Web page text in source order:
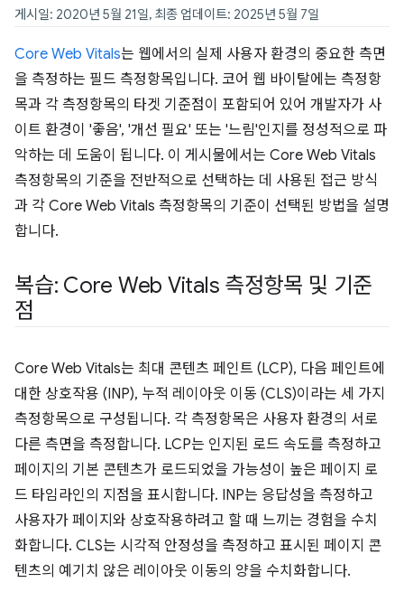
게시일: 2020년 5월 21일, 최종 업데이트: 2025년 5월 7일
Core Web Vitals는 웹에서의 실제 사용자 환경의 중요한 측면
을 측정하는 필드 측정항목입니다. 코어 웹 바이탈에는 측정항
목과 각 측정항목의 타겟 기준점이 포함되어 있어 개발자가 사
이트 환경이 '좋음', '개선 필요' 또는 '느림'인지를 정성적으로 파
악하는 데 도움이 됩니다. 이 게시물에서는 Core Web Vitals
측정항목의 기준을 전반적으로 선택하는 데 사용된 접근 방식
과 각 Core Web Vitals 측정항목의 기준이 선택된 방법을 설명
합니다.
복습: Core Web Vitals 측정항목 및 기준
점
Core Web Vitals는 최대 콘텐츠 페인트 (LCP), 다음 페인트에
대한 상호작용 (INP), 누적 레이아웃 이동 (CLS)이라는 세 가지
측정항목으로 구성됩니다. 각 측정항목은 사용자 환경의 서로
다른 측면을 측정합니다. LCP는 인지된 로드 속도를 측정하고
페이지의 기본 콘텐츠가 로드되었을 가능성이 높은 페이지 로
드 타임라인의 지점을 표시합니다. INP는 응답성을 측정하고
사용자가 페이지와 상호작용하려고 할 때 느끼는 경험을 수치
화합니다. CLS는 시각적 안정성을 측정하고 표시된 페이지 콘
텐츠의 예기치 않은 레이아웃 이동의 양을 수치화합니다.